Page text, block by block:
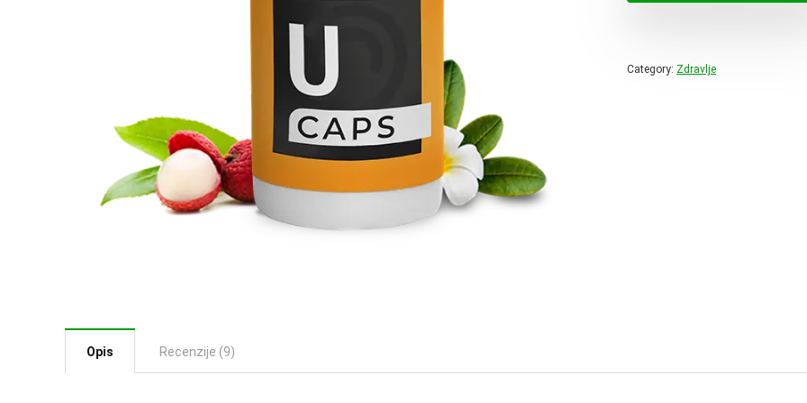
Category: Zdravlje
Opis Recenzije (9)